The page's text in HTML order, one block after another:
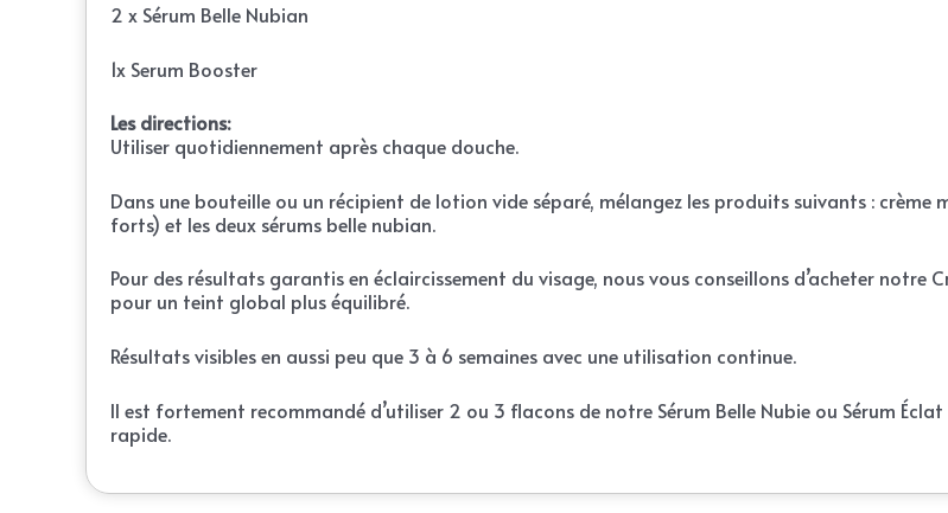
2 x Sérum Belle Nubian
1x Serum Booster
Les directions:
Utiliser quotidiennement après chaque douche.
Dans une bouteille ou un récipient de lotion vide séparé, mélangez les produits suivants :
forts) et les deux sérums belle nubian.
Pour des résultats garantis en éclaircissement du visage, nous vous conseillons d’acheter notre
pour un teint global plus équilibré.
Résultats visibles en aussi peu que 3 à 6 semaines avec une utilisation continue.
Il est fortement recommandé d’utiliser 2 ou 3 flacons de notre Sérum Belle Nubie ou Sérum
rapide.